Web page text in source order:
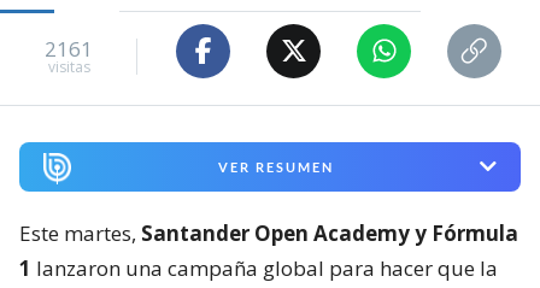
2161
visitas
VER RESUMEN
Este martes, Santander Open Academy y Fórmula
1 lanzaron una campaña global para hacer que la